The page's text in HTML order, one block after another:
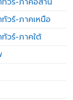
วร์-ภาคเหนือ
วร์-ภาคใต้